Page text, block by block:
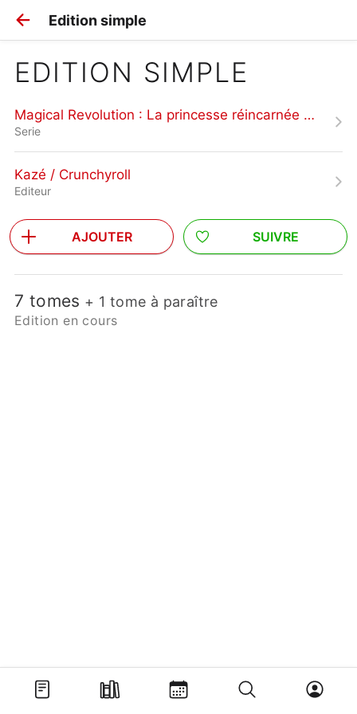
Edition simple
EDITION SIMPLE
Magical Revolution : La princesse réincarnée et la jeune prodige
Serie
Kazé / Crunchyroll
Editeur
AJOUTER SUIVRE
7 tomes + 1 tome à paraître
Edition en cours